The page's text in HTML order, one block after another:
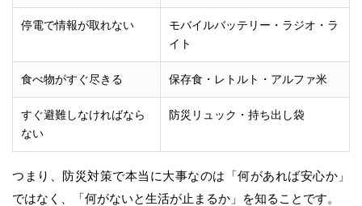
停電で情報が取れない
モバイルバッテリー・ラジオ・ラ
イト
食べ物がすぐ尽きる 保存食・レトルト・アルファ米
すぐ避難しなければなら
ない
防災リュック・持ち出し袋
つまり、防災対策で本当に大事なのは「何があれば安心か」
ではなく、「何がないと生活が止まるか」を知ることです。